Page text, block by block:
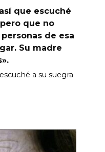
que escuché
que no
de esa
Su madre
a su suegra